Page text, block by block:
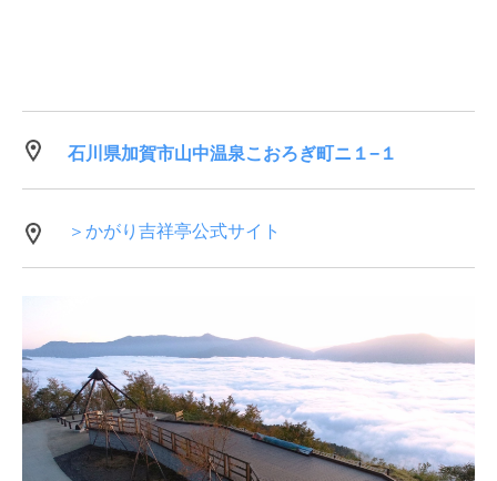
石川県加賀市山中温泉こおろぎ町ニ１−１
＞かがり吉祥亭公式サイト